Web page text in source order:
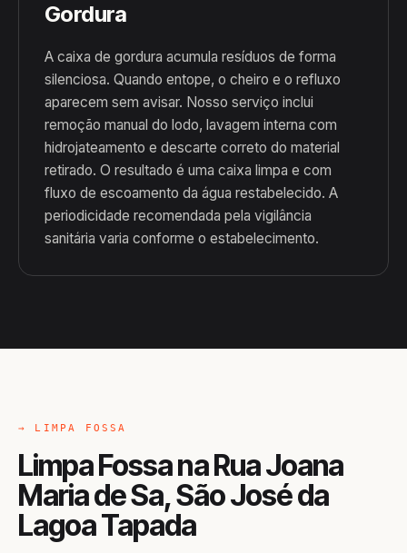
Gordura
A caixa de gordura acumula resíduos de forma
silenciosa. Quando entope, o cheiro e o refluxo
aparecem sem avisar. Nosso serviço inclui
remoção manual do lodo, lavagem interna com
hidrojateamento e descarte correto do material
retirado. O resultado é uma caixa limpa e com
fluxo de escoamento da água restabelecido. A
periodicidade recomendada pela vigilância
sanitária varia conforme o estabelecimento.
→ LIMPA FOSSA
Limpa Fossa na Rua Joana
Maria de Sa, São José da
Lagoa Tapada